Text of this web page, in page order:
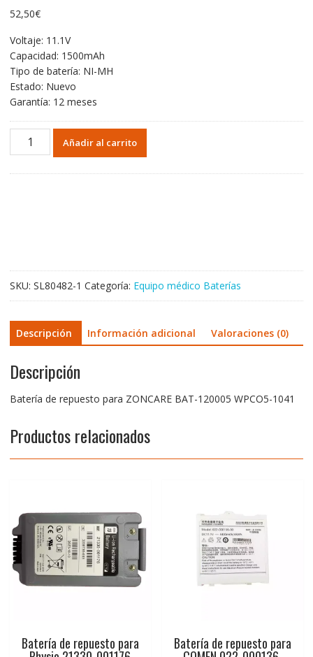
52,50€
Voltaje: 11.1V
Capacidad: 1500mAh
Tipo de batería: NI-MH
Estado: Nuevo
Garantía: 12 meses
Batería
cantidad
Añadir al carrito
SKU: SL80482-1 Categoría: Equipo médico Baterías
Descripción Información adicional Valoraciones (0)
Descripción
Batería de repuesto para ZONCARE BAT-120005 WPCO5-1041
Productos relacionados
Batería de repuesto para Batería de repuesto para